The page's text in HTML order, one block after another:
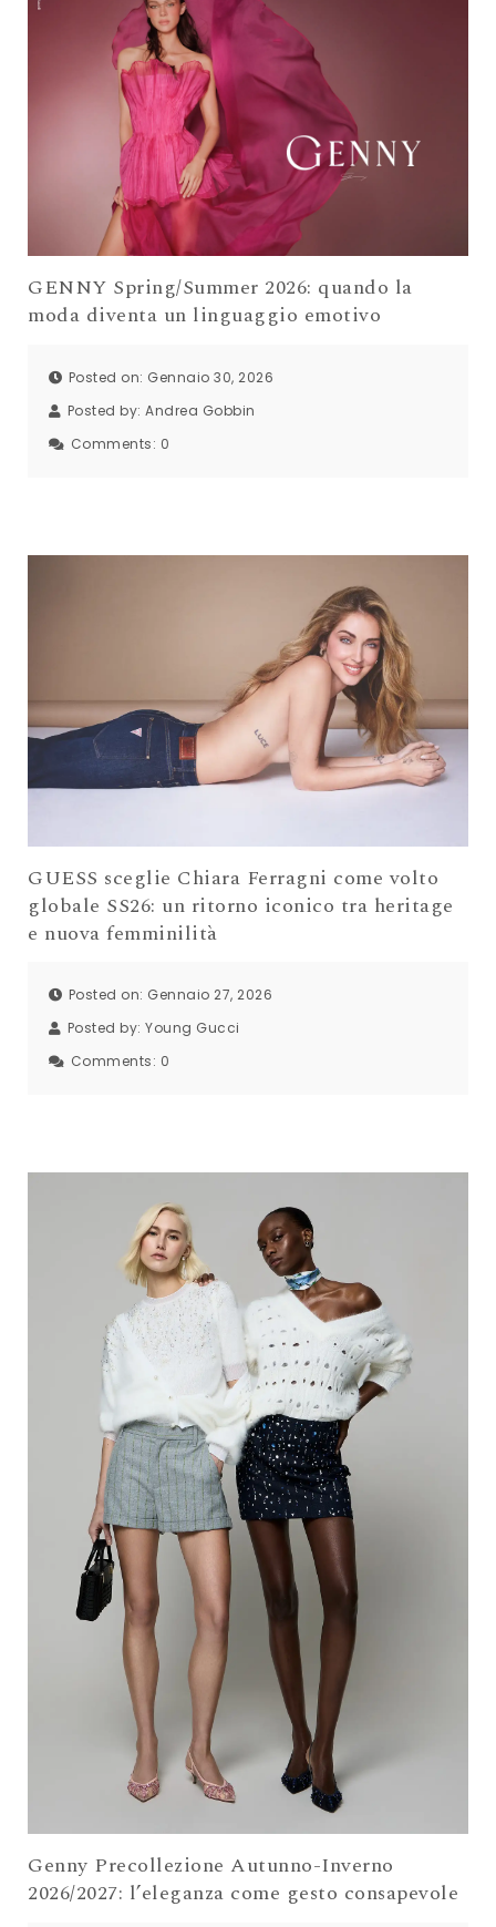
GENNY Spring/Summer 2026: quando la
moda diventa un linguaggio emotivo
Posted on: Gennaio 30, 2026
Posted by: Andrea Gobbin
Comments: 0
GUESS sceglie Chiara Ferragni come volto
globale SS26: un ritorno iconico tra heritage
e nuova femminilità
Posted on: Gennaio 27, 2026
Posted by: Young Gucci
Comments: 0
Genny Precollezione Autunno-Inverno
2026/2027: l’eleganza come gesto consapevole